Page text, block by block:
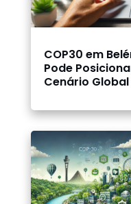
COP30 em
Pode
Cenário